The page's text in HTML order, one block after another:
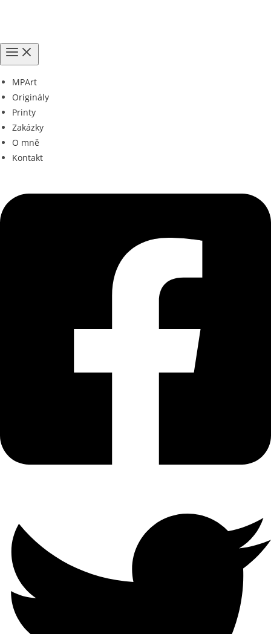
MPArt
Originály
Printy
Zakázky
O mně
Kontakt